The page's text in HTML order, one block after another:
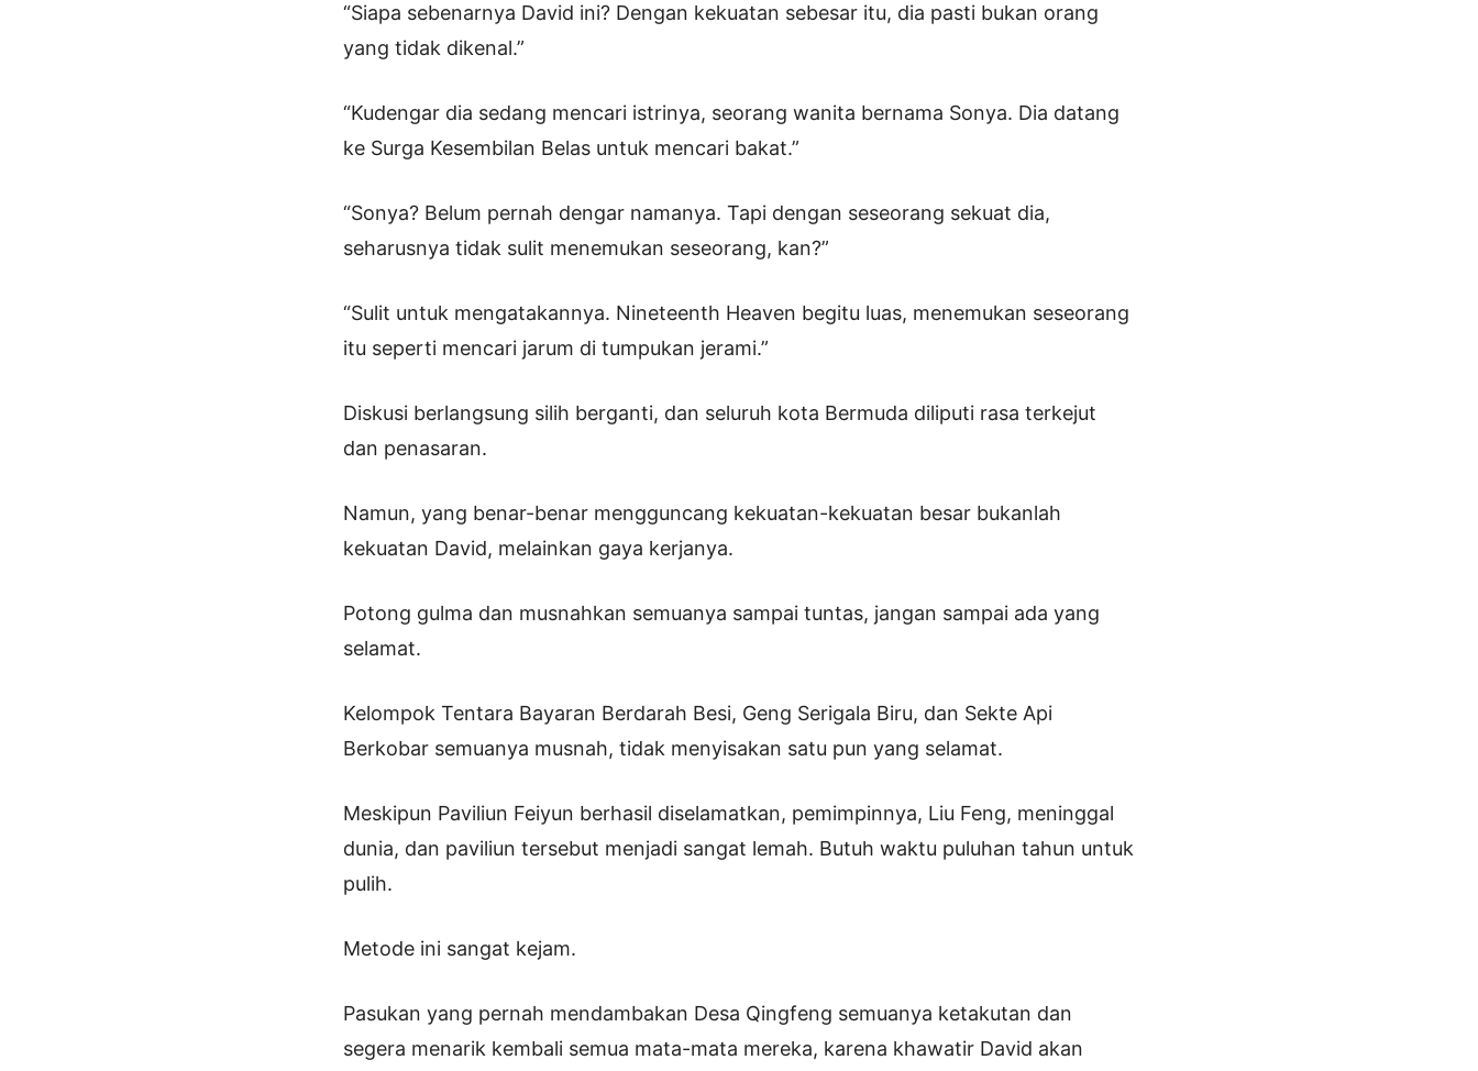
“Siapa sebenarnya David ini? Dengan kekuatan sebesar itu, dia pasti bukan orang
yang tidak dikenal.”
“Kudengar dia sedang mencari istrinya, seorang wanita bernama Sonya. Dia datang
ke Surga Kesembilan Belas untuk mencari bakat.”
“Sonya? Belum pernah dengar namanya. Tapi dengan seseorang sekuat dia,
seharusnya tidak sulit menemukan seseorang, kan?”
“Sulit untuk mengatakannya. Nineteenth Heaven begitu luas, menemukan seseorang
itu seperti mencari jarum di tumpukan jerami.”
Diskusi berlangsung silih berganti, dan seluruh kota Bermuda diliputi rasa terkejut
dan penasaran.
Namun, yang benar-benar mengguncang kekuatan-kekuatan besar bukanlah
kekuatan David, melainkan gaya kerjanya.
Potong gulma dan musnahkan semuanya sampai tuntas, jangan sampai ada yang
selamat.
Kelompok Tentara Bayaran Berdarah Besi, Geng Serigala Biru, dan Sekte Api
Berkobar semuanya musnah, tidak menyisakan satu pun yang selamat.
Meskipun Paviliun Feiyun berhasil diselamatkan, pemimpinnya, Liu Feng, meninggal
dunia, dan paviliun tersebut menjadi sangat lemah. Butuh waktu puluhan tahun untuk
pulih.
Metode ini sangat kejam.
Pasukan yang pernah mendambakan Desa Qingfeng semuanya ketakutan dan
segera menarik kembali semua mata-mata mereka, karena khawatir David akan